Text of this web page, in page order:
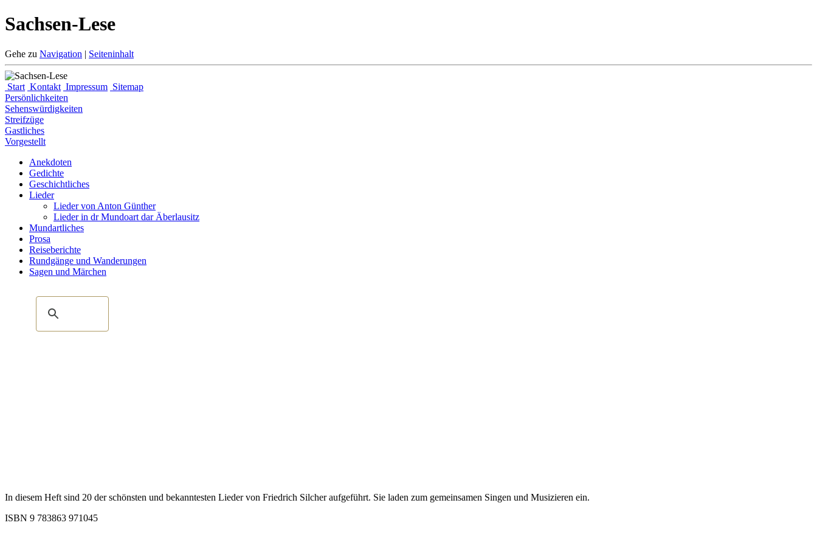
Sachsen-Lese
Gehe zu Navigation | Seiteninhalt
Start Kontakt Impressum Sitemap
Persönlichkeiten
Sehenswürdigkeiten
Streifzüge
Gastliches
Vorgestellt
Anekdoten
Gedichte
Geschichtliches
Lieder
Lieder von Anton Günther
Lieder in dr Mundoart dar Äberlausitz
Mundartliches
Prosa
Reiseberichte
Rundgänge und Wanderungen
Sagen und Märchen
In diesem Heft sind 20 der schönsten und bekanntesten Lieder von Friedrich Silcher aufgeführt. Sie laden zum gemeinsamen Singen und Musizieren ein.
ISBN 9 783863 971045